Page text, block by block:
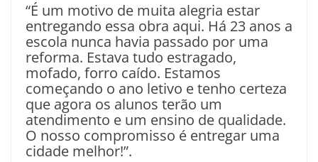
“É um motivo de muita alegria estar
entregando essa obra aqui. Há 23 anos a
escola nunca havia passado por uma
reforma. Estava tudo estragado,
mofado, forro caído. Estamos
começando o ano letivo e tenho certeza
que agora os alunos terão um
atendimento e um ensino de qualidade.
O nosso compromisso é entregar uma
cidade melhor!”.